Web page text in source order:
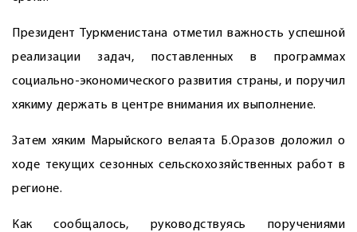
Президент Туркменистана отметил важность успешной
реализации задач, поставленных в программах
социально-экономического развития страны, и поручил
хякиму держать в центре внимания их выполнение.
Затем хяким Марыйского велаята Б.Оразов доложил о
ходе текущих сезонных сельскохозяйственных работ в
регионе.
Как сообщалось, руководствуясь поручениями